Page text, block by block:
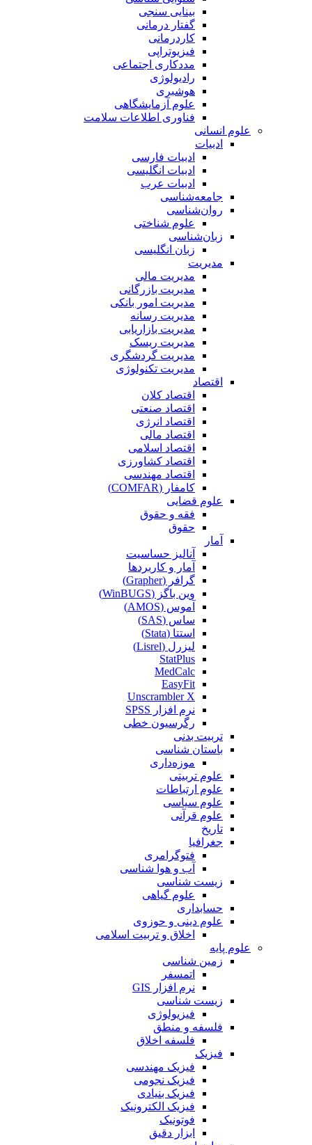
بینایی سنجی
گفتار درمانی
کاردرمانی
فیزیوتراپی
مددکاری اجتماعی
رادیولوژی
هوشبری
علوم آزمایشگاهی
فناوری اطلاعات سلامت
علوم انسانی
ادبیات
ادبیات فارسی
ادبیات انگلیسی
ادبیات عرب
جامعه‌شناسی
روان‌شناسی
علوم شناختی
زبان‌شناسی
زبان انگلیسی
مدیریت
مدیریت مالی
مدیریت بازرگانی
مدیریت امور بانکی
مدیریت رسانه
مدیریت بازاریابی
مدیریت ریسک
مدیریت گردشگری
مدیریت تکنولوژی
اقتصاد
اقتصاد کلان
اقتصاد صنعتی
اقتصاد انرژی
اقتصاد مالی
اقتصاد اسلامی
اقتصاد کشاورزی
اقتصاد مهندسی
کامفار (COMFAR)
علوم قضایی
فقه و حقوق
حقوق
آمار
آنالیز حساسیت
آمار و کاربردها
گرافر (Grapher)
وین باگز (WinBUGS)
آموس (AMOS)
ساس (SAS)
استتا (Stata)
لیزرل (Lisrel)
StatPlus
MedCalc
EasyFit
Unscrambler X
نرم افزار SPSS
رگرسیون خطی
تربیت بدنی
باستان شناسی
موزه‌داری
علوم تربیتی
علوم ارتباطات
علوم سیاسی
علوم قرآنی
تاریخ
جغرافیا
فتوگرامری
آب و هوا شناسی
زیست شناسی
علوم گیاهی
حسابداری
علوم دینی و حوزوی
اخلاق و تربیت اسلامی
علوم پایه
زمین شناسی
اتمسفر
نرم افزار GIS
زیست شناسی
فیزیولوژی
فلسفه و منطق
فلسفه اخلاق
فیزیک
فیزیک مهندسی
فیزیک نجومی
فیزیک بنیادی
فیزیک الکترونیک
فوتونیک
ابزار دقیق